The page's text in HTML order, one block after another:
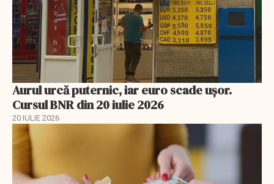
Aurul urcă puternic, iar euro scade ușor.
Cursul BNR din 20 iulie 2026
20 IULIE 2026